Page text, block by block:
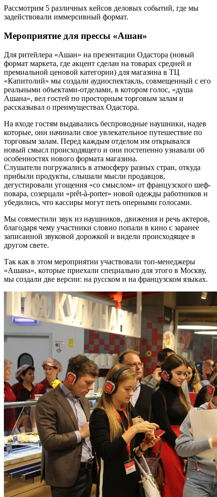
Рассмотрим 5 различных кейсов деловых событий, где мы
задействовали иммерсивный формат.
Мероприятие для прессы «Ашан»
Для ритейлера «Ашан» на презентации Одастора (новый
формат маркета, где акцент сделан на товарах средней и
премиальной ценовой категории) для магазина в ТЦ
«Капитолий» мы создали аудиоспектакль, совмещенный с его
реальными объектами-отделами, в котором голос, «душа
Ашана», вел гостей по просторным торговым залам и
рассказывал о преимуществах Одастора.
На входе гостям выдавались беспроводные наушники, надев
которые, они начинали свое увлекательное путешествие по
торговым залам. Перед каждым отделом им открывался
новый смысл происходящего и они постепенно узнавали об
особенностях нового формата магазина.
Слушатели погружались в атмосферу разных стран, откуда
прибыли продукты, слышали мысли продавцов,
дегустировали угощения «со смыслом» от французского шеф-
повара, созерцали «prêt-à-porter» новой одежды работников и
убедились, что кассиры могут петь оперными голосами.
Мы совместили звук из наушников, движения и речь актеров,
благодаря чему участники словно попали в кино с заранее
записанной звуковой дорожкой и видели происходящее в
другом свете.
Так как в этом мероприятии участвовали топ-менеджеры
«Ашана», которые приехали специально для этого в Москву,
мы создали две версии: на русском и на французском языках.